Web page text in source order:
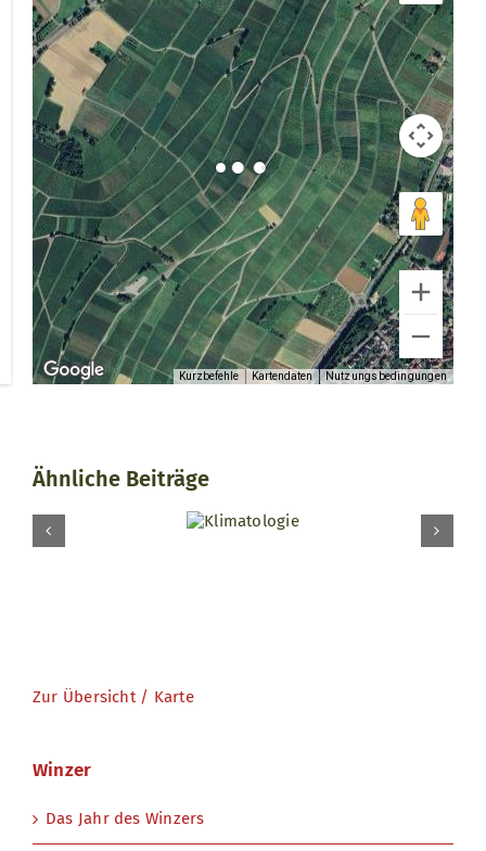
Kurzbefehle Kartendaten Nutzungsbedingungen
Ähnliche Beiträge
Klimatologie
Zur Übersicht / Karte
Winzer
Das Jahr des Winzers